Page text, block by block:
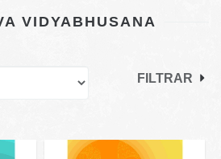
VIDYABHUSANA
FILTRAR